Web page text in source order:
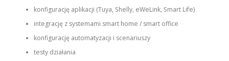
konfigurację aplikacji (Tuya, Shelly, eWeLink, Smart Life)
integrację z systemami smart home / smart office
konfigurację automatyzacji i scenariuszy
testy działania